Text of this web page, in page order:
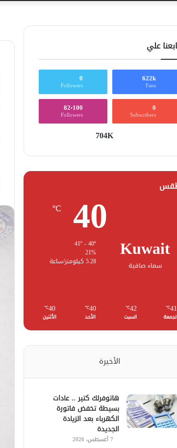
علي
622k
Fans
0
Followers
0
Subscribers
82٬100
Followers
704K
Kuwait
سماء صافية
40
℃
41º - 40º
21%
5.28 كيلومتر/ساعة
41
℃
42
℃
السبت
40
℃
الأحد
40
℃
الأثنين
الأخيرة
هاتوفرلك كتير .. عادات
بسيطة تخفض فاتورة
الكهرباء بعد الزيادة
الجديدة
7 أغسطس، 2026